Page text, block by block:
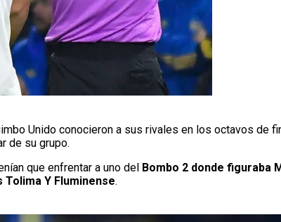
Unido conocieron a sus rivales en los octavos de
de su grupo.
que enfrentar a uno del Bombo 2 donde figuraba
Y Fluminense.